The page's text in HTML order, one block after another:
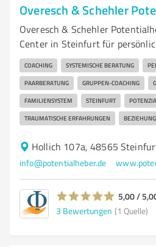
Overesch & Schehler
Overesch & Schehler
Center in Steinfurt für
COACHING SYSTEMISCHE BERATUNG
PAARBERATUNG GRUPPEN-COACHING
FAMILIENSYSTEM STEINFURT
TRAUMATISCHE ERFAHRUNGEN
Hollich 107a, 48565
info@potentialheber.de
5,00 /
3 Bewertungen (1 Quelle)